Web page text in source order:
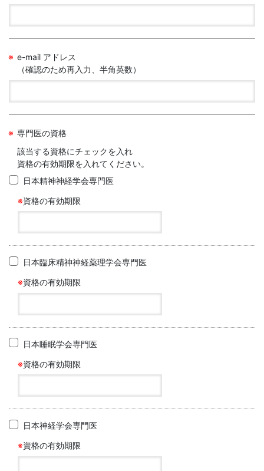
e-mail アドレス
（確認のため再入力、半角英数）
専門医の資格
該当する資格にチェックを入れ
資格の有効期限を入れてください。
日本精神神経学会専門医
※資格の有効期限
日本臨床精神神経薬理学会専門医
※資格の有効期限
日本睡眠学会専門医
※資格の有効期限
日本神経学会専門医
※資格の有効期限